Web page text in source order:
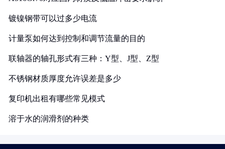
镀镍钢带可以过多少电流
计量泵如何达到控制和调节流量的目的
联轴器的轴孔形式有三种：Y型、J型、Z型
不锈钢材质厚度允许误差是多少
复印机出租有哪些常见模式
溶于水的润滑剂的种类